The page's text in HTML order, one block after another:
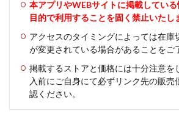
本アプリやWEBサイトに掲載してい
目的で利用することを固く禁止いたし
アクセスのタイミングによっては在庫
が変更されている場合があることをご
掲載するストアと価格には十分注意を
入前にご自身にて必ずリンク先の販売
認ください。